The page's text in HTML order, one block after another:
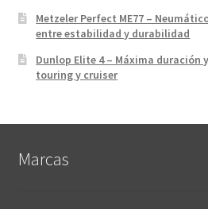
Metzeler Perfect ME77 –
entre estabilidad y durabilidad
Dunlop Elite 4 – Máxima
touring y cruiser
Marcas